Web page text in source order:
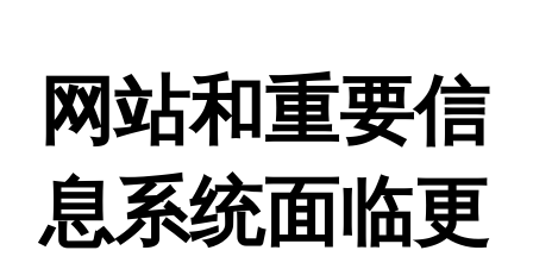
网站和重要信
息系统面临更